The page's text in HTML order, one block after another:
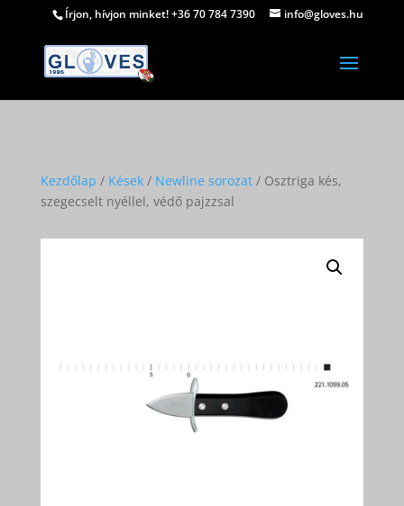
Írjon, hívjon minket! +36 70 784 7390 info@gloves.hu
Kezdőlap / Kések/ Newline sorozat/ Osztriga kés,
szegecselt nyéllel, védő pajzzsal